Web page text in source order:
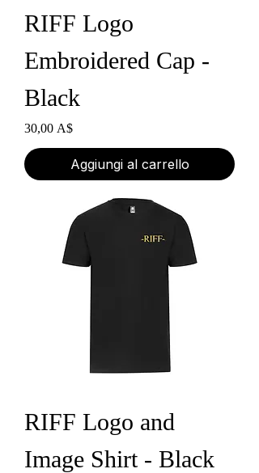
RIFF Logo
Embroidered Cap -
Black
Prezzo
30,00 A$
Aggiungi al carrello
RIFF Logo and
Image Shirt - Black